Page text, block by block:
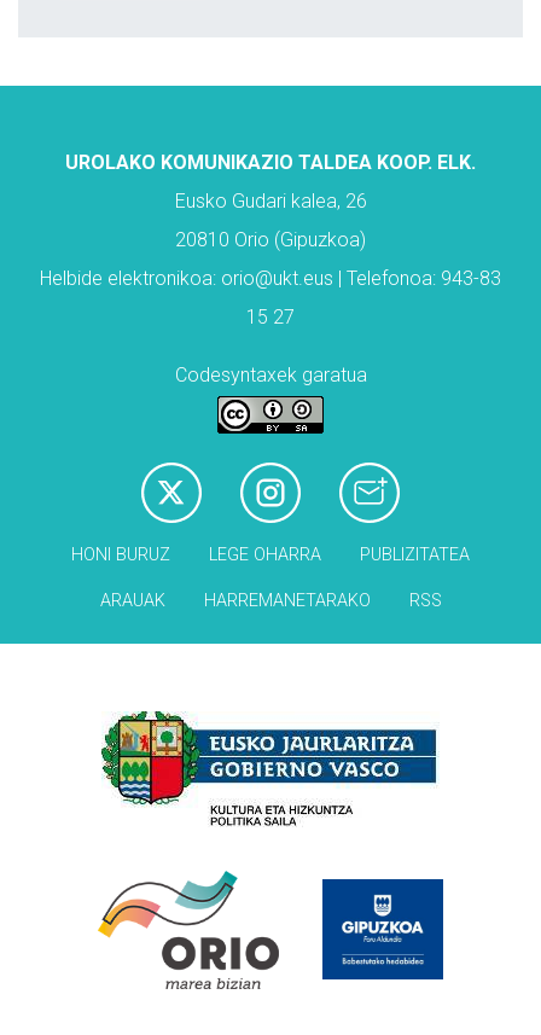
UROLAKO KOMUNIKAZIO TALDEA KOOP. ELK.
Eusko Gudari kalea, 26
20810 Orio (Gipuzkoa)
Helbide elektronikoa: orio@ukt.eus | Telefonoa: 943-83
15 27
Codesyntaxek garatua
HONI BURUZ LEGE OHARRA PUBLIZITATEA
ARAUAK HARREMANETARAKO RSS